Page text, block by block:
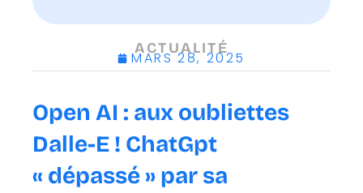
ACTUALITÉ
MARS 28, 2025
Open AI : aux oubliettes
Dalle-E ! ChatGpt
« dépassé » par sa